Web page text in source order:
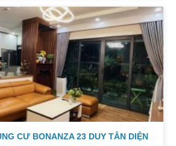
tràn ngập ánh sáng tự nhiên. Hướng
Tây. Tầng cao view bát ngát thoáng
CĐT. Giá bán: 5 tỷ có thương lượng
CƯ BONANZA 23 DUY TÂN DIỆN